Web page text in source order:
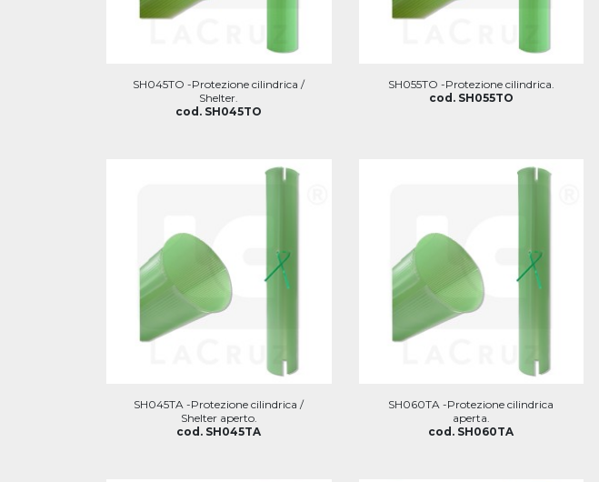
SH045TO -Protezione cilindrica /
Shelter.
cod. SH045TO
SH055TO -Protezione cilindrica.
cod. SH055TO
SH045TA -Protezione cilindrica /
Shelter aperto.
cod. SH045TA
SH060TA -Protezione cilindrica
aperta.
cod. SH060TA